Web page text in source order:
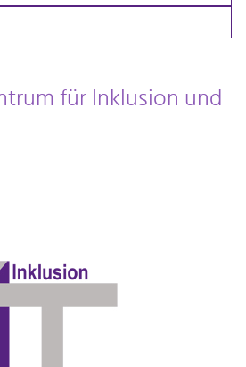
für Inklusion und